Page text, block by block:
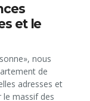
et le
nous
de
adresses et
massif des